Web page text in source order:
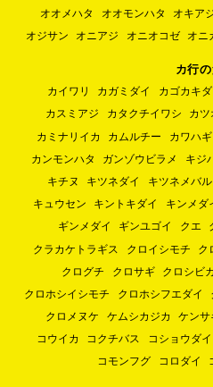
オオメハタ オオモンハタ オキア
オジサン
オニアジ オニオコゼ オニ
カ行
カイワリ カガミダイ カゴカキダ
カスミアジ
カタクチイワシ カツ
カミナリイカ
カムルチー カワハギ
カンモンハタ
ガンゾウビラメ キジ
キチヌ
キツネダイ キツネメバル
キュウセン
キントキダイ キンメダ
ギンメダイ
ギンユゴイ クエ
クラカケトラギス
クロイシモチ ク
クログチ
クロサギ クロシビ
クロホシイシモチ
クロホシフエダイ
クロメヌケ
ケムシカジカ ケンサ
コウイカ
コクチバス コショウダイ
コモンフグ
コロダイ